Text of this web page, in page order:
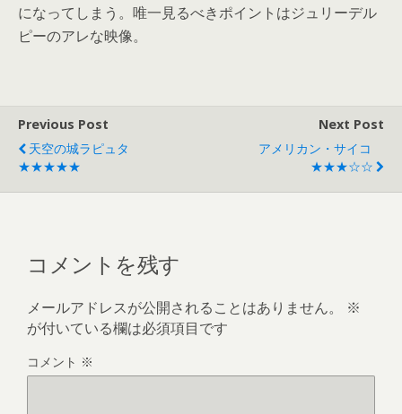
になってしまう。唯一見るべきポイントはジュリーデル
ピーのアレな映像。
Previous Post
天空の城ラピュタ
★★★★★
Next Post
アメリカン・サイコ
★★★☆☆
コメントを残す
メールアドレスが公開されることはありません。
※
が付いている欄は必須項目です
コメント ※